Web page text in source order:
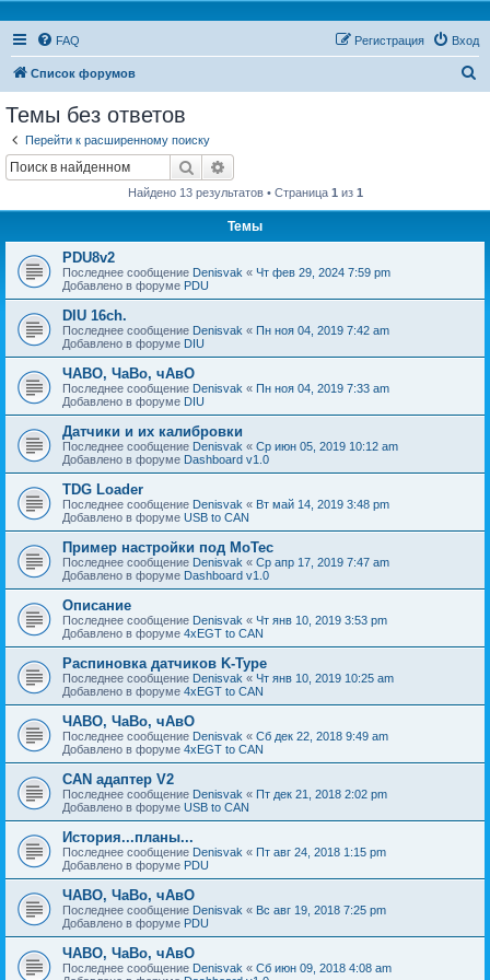
FAQ Вход
Регистрация
Список форумов
Темы без ответов
Перейти к расширенному поиску
Поиск
Найдено 13 результатов • Страница 1 из 1
Темы
PDU8v2
Последнее сообщение Denisvak « Чт фев 29, 2024 7:59 pm
Добавлено в форуме PDU
DIU 16ch.
Последнее сообщение Denisvak « Пн ноя 04, 2019 7:42 am
Добавлено в форуме DIU
ЧАВО, ЧаВо, чАвО
Последнее сообщение Denisvak « Пн ноя 04, 2019 7:33 am
Добавлено в форуме DIU
Датчики и их калибровки
Последнее сообщение Denisvak « Ср июн 05, 2019 10:12 am
Добавлено в форуме Dashboard v1.0
TDG Loader
Последнее сообщение Denisvak « Вт май 14, 2019 3:48 pm
Добавлено в форуме USB to CAN
Пример настройки под MoTec
Последнее сообщение Denisvak « Ср апр 17, 2019 7:47 am
Добавлено в форуме Dashboard v1.0
Описание
Последнее сообщение Denisvak « Чт янв 10, 2019 3:53 pm
Добавлено в форуме 4xEGT to CAN
Распиновка датчиков K-Type
Последнее сообщение Denisvak « Чт янв 10, 2019 10:25 am
Добавлено в форуме 4xEGT to CAN
ЧАВО, ЧаВо, чАвО
Последнее сообщение Denisvak « Сб дек 22, 2018 9:49 am
Добавлено в форуме 4xEGT to CAN
CAN адаптер V2
Последнее сообщение Denisvak « Пт дек 21, 2018 2:02 pm
Добавлено в форуме USB to CAN
История...планы...
Последнее сообщение Denisvak « Пт авг 24, 2018 1:15 pm
Добавлено в форуме PDU
ЧАВО, ЧаВо, чАвО
Последнее сообщение Denisvak « Вс авг 19, 2018 7:25 pm
Добавлено в форуме PDU
ЧАВО, ЧаВо, чАвО
Последнее сообщение Denisvak « Сб июн 09, 2018 4:08 am